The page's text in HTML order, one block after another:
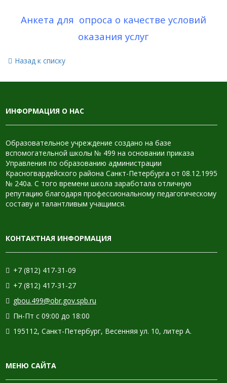
Анкета для опроса о качестве условий
оказания услуг
Назад к списку
ИНФОРМАЦИЯ О НАС
Образовательное учреждение создано на базе
вспомогательной школы № 499 на основании приказа
Управления по образованию администрации
Красногвардейского района Санкт-Петербурга от 08.12.1995
№ 240а. С того времени школа заработала отличную
репутацию благодаря профессиональному педагогическому
составу и талантливым учащимся.
КОНТАКТНАЯ ИНФОРМАЦИЯ
+7 (812) 417-31-09
+7 (812) 417-31-27
gbou.499@obr.gov.spb.ru
Пн-Пт с 09:00 до 18:00
195112, Санкт-Петербург, Весенняя ул. 10, литер А.
МЕНЮ САЙТА